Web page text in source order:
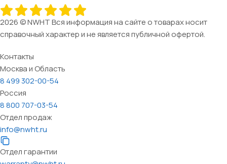
2026 © NWHT Вся информация на сайте о товарах носит
справочный характер и не является публичной офертой.
Контакты
Москва и Область
8 499 302-00-54
Россия
8 800 707-03-54
Отдел продаж
info@nwht.ru
Отдел гарантии